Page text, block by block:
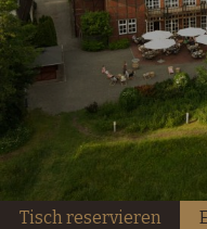
Tisch reservieren